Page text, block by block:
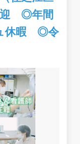
迎 ◎年間
休暇 ◎令